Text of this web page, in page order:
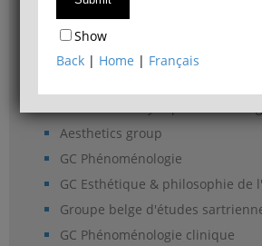
Access & maps
Philosophy Department Library
Aesthetics group
GC Phénoménologie
GC Esthétique & philosophie de
Groupe belge d'études
GC Phénoménologie clinique
Show
Back | Home | Français